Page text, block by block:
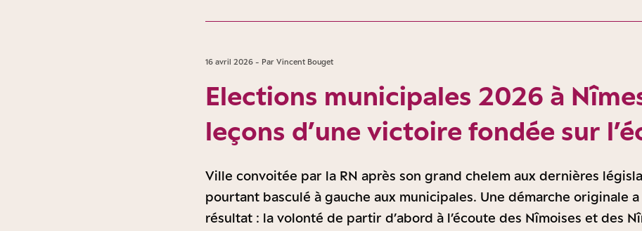
16 avril 2026 - Par Vincent Bouget
Elections municipales 2026 à
leçons d’une victoire fondée sur
Ville convoitée par la RN après son grand chelem aux dernières
pourtant basculé à gauche aux municipales. Une démarche originale
résultat : la volonté de partir d’abord à l’écoute des Nîmoises et des